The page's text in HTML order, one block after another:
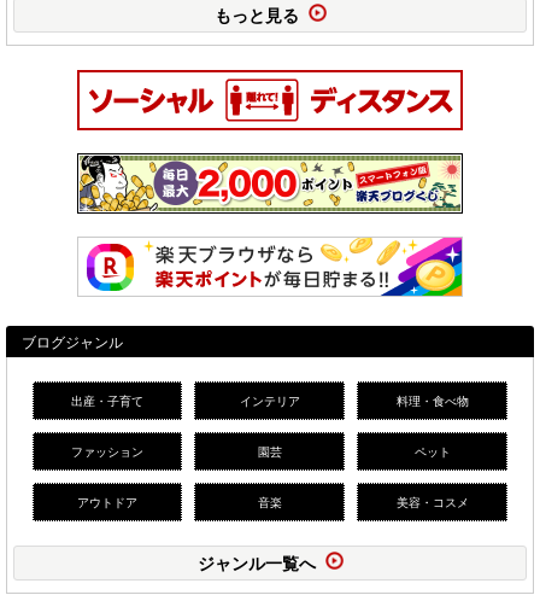
もっと見る
ブログジャンル
出産・子育て インテリア 料理・食べ物
ファッション 園芸 ペット
アウトドア 音楽 美容・コスメ
ジャンル一覧へ